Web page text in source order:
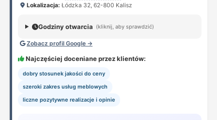
Lokalizacja: Łódzka 32, 62-800 Kalisz
Godziny otwarcia (kliknij, aby sprawdzić)
Zobacz profil Google →
Najczęściej doceniane przez klientów:
dobry stosunek jakości do ceny
szeroki zakres usług meblowych
liczne pozytywne realizacje i opinie